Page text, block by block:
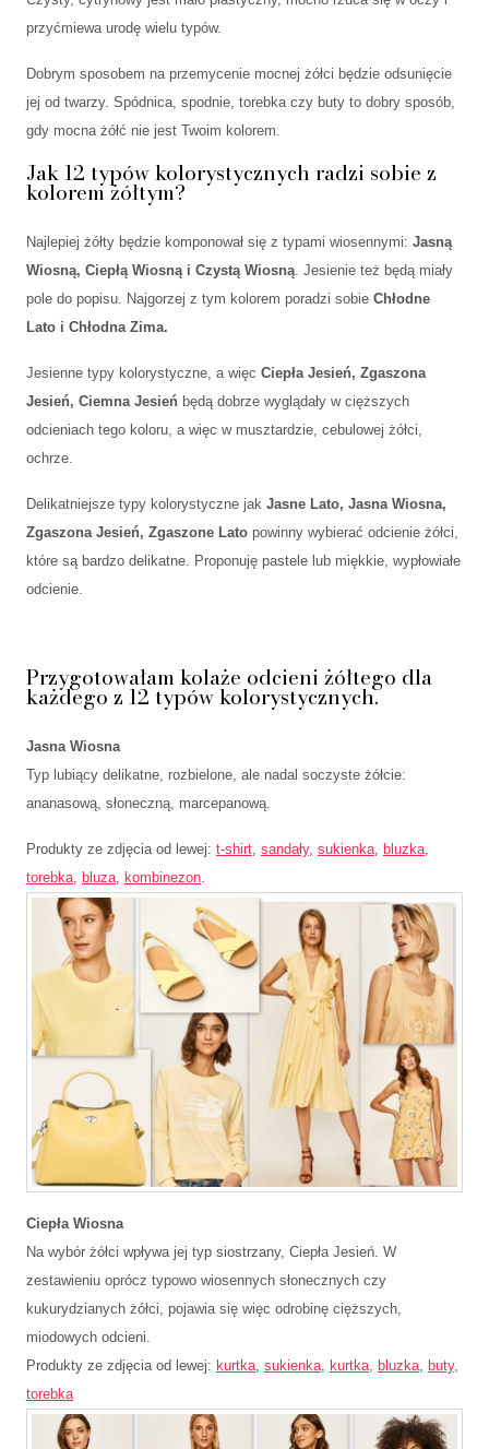
przyćmiewa urodę wielu typów.
Dobrym sposobem na przemycenie mocnej żółci będzie odsunięcie
jej od twarzy. Spódnica, spodnie, torebka czy buty to dobry sposób,
gdy mocna żółć nie jest Twoim kolorem.
Jak 12 typów kolorystycznych radzi sobie z
kolorem żółtym?
Najlepiej żółty będzie komponował się z typami wiosennymi: Jasną
Wiosną, Ciepłą Wiosną i Czystą Wiosną. Jesienie też będą miały
pole do popisu. Najgorzej z tym kolorem poradzi sobie Chłodne
Lato i Chłodna Zima.
Jesienne typy kolorystyczne, a więc Ciepła Jesień, Zgaszona
Jesień, Ciemna Jesień będą dobrze wyglądały w cięższych
odcieniach tego koloru, a więc w musztardzie, cebulowej żółci,
ochrze.
Delikatniejsze typy kolorystyczne jak Jasne Lato, Jasna Wiosna,
Zgaszona Jesień, Zgaszone Lato powinny wybierać odcienie żółci,
które są bardzo delikatne. Proponuję pastele lub miękkie, wypłowiałe
odcienie.
Przygotowałam kolaże odcieni żółtego dla
każdego z 12 typów kolorystycznych.
Jasna Wiosna
Typ lubiący delikatne, rozbielone, ale nadal soczyste żółcie:
ananasową, słoneczną, marcepanową.
Produkty ze zdjęcia od lewej: t-shirt, sandały, sukienka, bluzka,
torebka, bluza, kombinezon.
Ciepła Wiosna
Na wybór żółci wpływa jej typ siostrzany, Ciepła Jesień. W
zestawieniu oprócz typowo wiosennych słonecznych czy
kukurydzianych żółci, pojawia się więc odrobinę cięższych,
miodowych odcieni.
Produkty ze zdjęcia od lewej: kurtka sukienka kurtka, bluzka buty,
torebka